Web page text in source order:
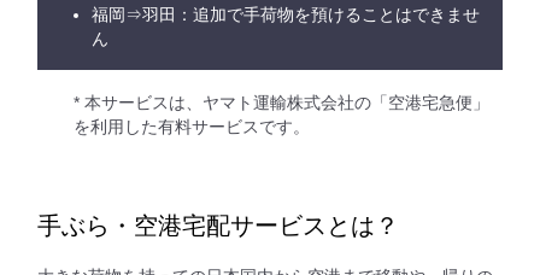
福岡⇒羽田：追加で手荷物を預けることはできませ
ん
* 本サービスは、ヤマト運輸株式会社の「空港宅急便」
を利用した有料サービスです。
手ぶら・空港宅配サービスとは？